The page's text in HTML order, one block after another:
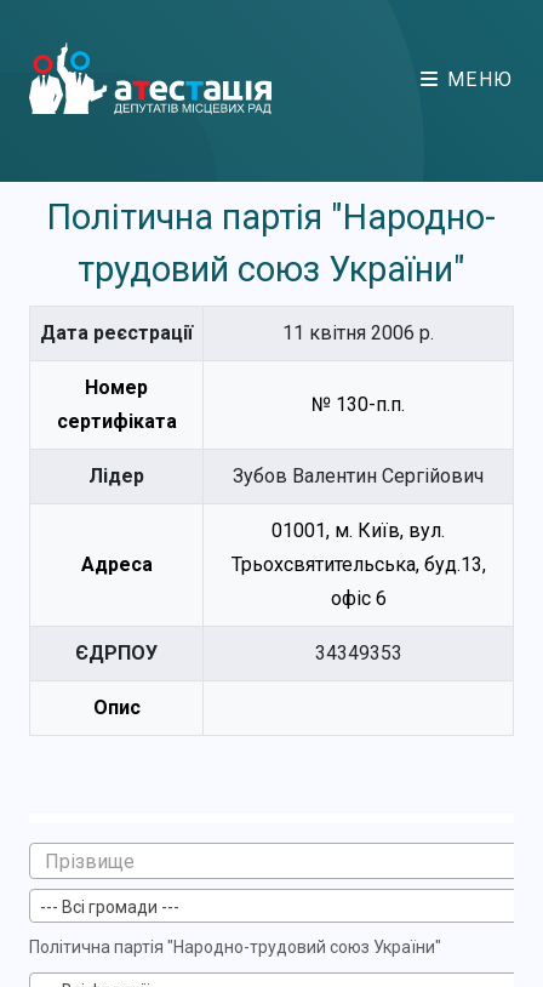
МЕНЮ
Політична партія "Народно-
трудовий союз України"
Дата реєстрації 11 квітня 2006 р.
Номер
сертифіката
№ 130-п.п.
Лідер Зубов Валентин Сергійович
Адреса
01001, м. Київ, вул.
Трьохсвятительська, буд.13,
офіс 6
ЄДРПОУ 34349353
Опис
--- Всі громади ---
Політична партія "Народно-трудовий союз України"